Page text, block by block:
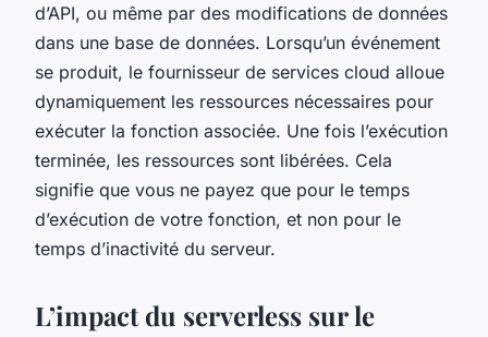
d’API, ou même par des modifications de données
dans une base de données. Lorsqu’un événement
se produit, le fournisseur de services cloud alloue
dynamiquement les ressources nécessaires pour
exécuter la fonction associée. Une fois l’exécution
terminée, les ressources sont libérées. Cela
signifie que vous ne payez que pour le temps
d’exécution de votre fonction, et non pour le
temps d’inactivité du serveur.
L’impact du serverless sur le